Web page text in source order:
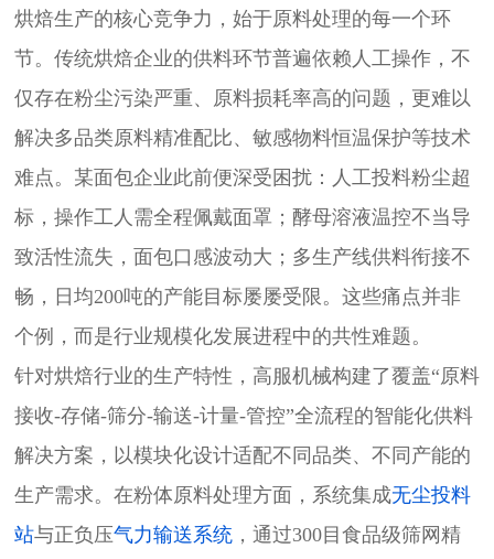
烘焙生产的核心竞争力，始于原料处理的每一个环
节。传统烘焙企业的供料环节普遍依赖人工操作，不
仅存在粉尘污染严重、原料损耗率高的问题，更难以
解决多品类原料精准配比、敏感物料恒温保护等技术
难点。某面包企业此前便深受困扰：人工投料粉尘超
标，操作工人需全程佩戴面罩；酵母溶液温控不当导
致活性流失，面包口感波动大；多生产线供料衔接不
畅，日均200吨的产能目标屡屡受限。这些痛点并非
个例，而是行业规模化发展进程中的共性难题。
针对烘焙行业的生产特性，高服机械构建了覆盖“原料
接收-存储-筛分-输送-计量-管控”全流程的智能化供料
解决方案，以模块化设计适配不同品类、不同产能的
生产需求。在粉体原料处理方面，系统集成无尘投料
站与正负压气力输送系统，通过300目食品级筛网精